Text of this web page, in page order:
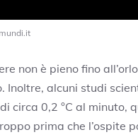
non è pieno fino
alcuni studi
circa 0,2 °C al minuto,
prima che l’ospite